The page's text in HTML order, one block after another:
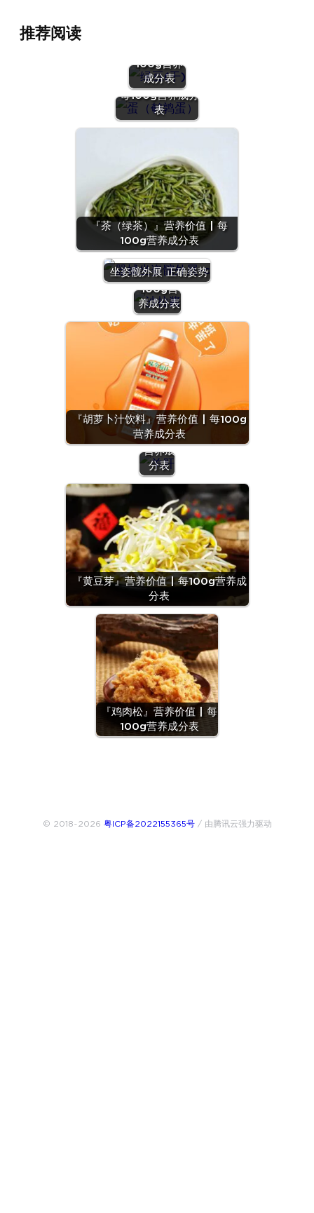
推荐阅读
100g营养
成分表
『蛋（鹌鹑
蛋）』营养价值 |
每100g营养成分
表
『茶（绿茶）』营养价值 | 每
100g营养成分表
坐姿髋外展 正确姿势
『沙拉
酱』营养
价值 | 每
100g营
养成分表
『胡萝卜汁饮料』营养价值 | 每100g
营养成分表
『羊
肝』营
养价值
| 每
100g
营养成
分表
『黄豆芽』营养价值 | 每100g营养成
分表
『鸡肉松』营养价值 | 每
100g营养成分表
© 2018~2026 粤ICP备2022155365号/ 由腾讯云强力驱动